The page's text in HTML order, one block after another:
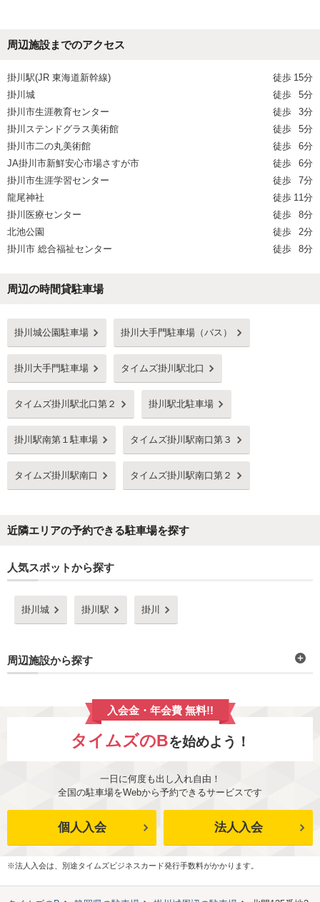
周辺施設までのアクセス
掛川駅(JR 東海道新幹線) 徒歩 15分
掛川城
徒歩
5分
掛川市生涯教育センター
徒歩
3分
掛川ステンドグラス美術館
徒歩
5分
掛川市二の丸美術館
徒歩
6分
JA掛川市新鮮安心市場さすが市
徒歩
6分
掛川市生涯学習センター
徒歩
7分
龍尾神社
徒歩 11分
掛川医療センター
徒歩
8分
北池公園
徒歩
2分
掛川市 総合福祉センター
徒歩 8分
周辺の時間貸駐車場
掛川城公園駐車場 掛川大手門駐車場（バス）
掛川大手門駐車場 タイムズ掛川駅北口
タイムズ掛川駅北口第２ 掛川駅北駐車場
掛川駅南第１駐車場 タイムズ掛川駅南口第３
タイムズ掛川駅南口 タイムズ掛川駅南口第２
近隣エリアの予約できる駐車場を探す
人気スポットから探す
掛川城 掛川駅 掛川
周辺施設から探す
入会金・年会費 無料!!
タイムズのBを始めよう！
一日に何度も出し入れ自由！
全国の駐車場をWebから予約できるサービスです
個人入会 法人入会
※法人入会は、別途タイムズビジネスカード発行手数料がかかります。